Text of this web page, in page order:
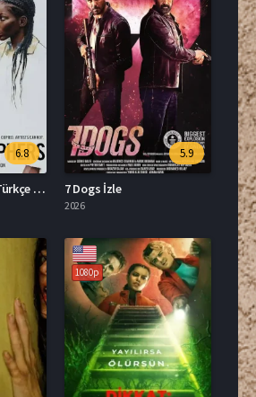
6.8
The Christophers Türkçe Dublaj İzle
5.9
7 Dogs İzle
2026
1080p